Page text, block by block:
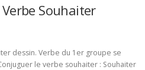
Souhaiter
dessin. Verbe du 1er groupe se
le verbe souhaiter : Souhaiter